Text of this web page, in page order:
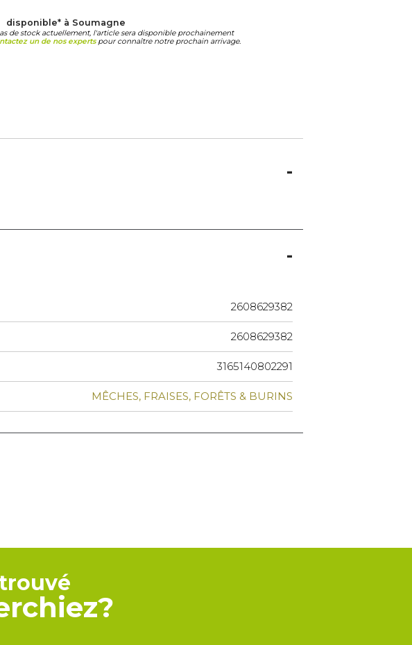
disponible* à Soumagne
de stock actuellement, l'article sera disponible prochainement
un de nos expertspour connaître notre prochain arrivage.
2608629382
2608629382
3165140802291
MÊCHES, FRAISES, FORÊTS & BURINS